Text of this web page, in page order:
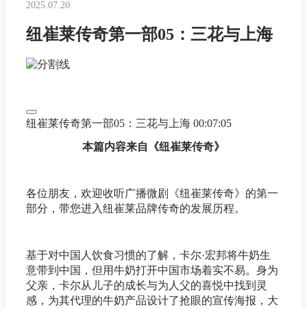
2025.07.20
纽崔莱传奇第一部05：三花与上海
纽崔莱传奇第一部05：三花与上海 00:07:05
本篇内容来自《纽崔莱传奇》
各位朋友，欢迎收听广播微剧《纽崔莱传奇》的第一
部分，带您进入纽崔莱品牌传奇的发展历程。
基于对中国人饮食习惯的了解，卡尔·宏邦将牛奶生
意带到中国，但用牛奶打开中国市场着实不易。身为
父亲，卡尔从儿子的成长与为人父的喜悦中找到灵
感，为其代理的牛奶产品设计了抢眼的宣传海报，大